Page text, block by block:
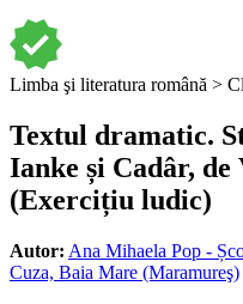
Limba şi literatura română >
Textul dramatic.
Ianke și Cadâr,
(Exercițiu ludic)
Autor: Ana Mihaela Pop -
Cuza, Baia Mare (Maramureş)